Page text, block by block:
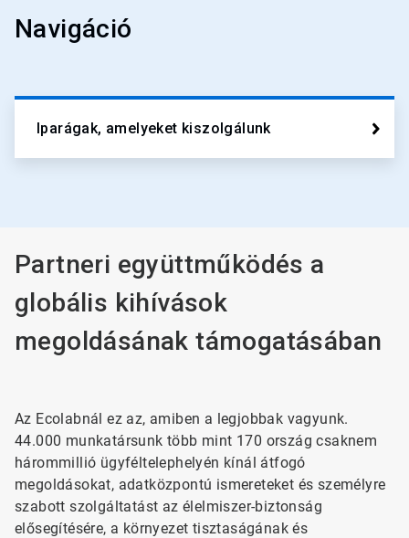
Navigáció
Iparágak, amelyeket kiszolgálunk
Partneri együttműködés a
globális kihívások
megoldásának támogatásában
Az Ecolabnál ez az, amiben a legjobbak vagyunk.
44.000 munkatársunk több mint 170 ország csaknem
hárommillió ügyféltelephelyén kínál átfogó
megoldásokat, adatközpontú ismereteket és személyre
szabott szolgáltatást az élelmiszer-biztonság
elősegítésére, a környezet tisztaságának és